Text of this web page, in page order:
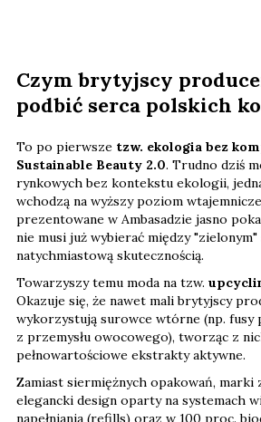
Czym brytyjscy
podbić serca polskich
To po pierwsze tzw. ekologia bez
Sustainable Beauty 2.0. Trudno dziś
rynkowych bez kontekstu ekologii,
wchodzą na wyższy poziom
prezentowane w Ambasadzie jasno
nie musi już wybierać między "zielonym"
natychmiastową skutecznością.
Towarzyszy temu moda na tzw.
Okazuje się, że nawet mali brytyjscy
wykorzystują surowce wtórne (np. fusy
z przemysłu owocowego), tworząc z
pełnowartościowe ekstrakty aktywne.
Zamiast siermiężnych opakowań,
elegancki design oparty na systemach
napełniania (refills) oraz w 100 proc.